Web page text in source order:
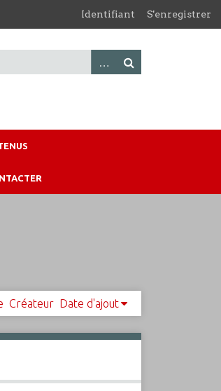
Identifiant S'enregistrer
Créateur Date d'ajout